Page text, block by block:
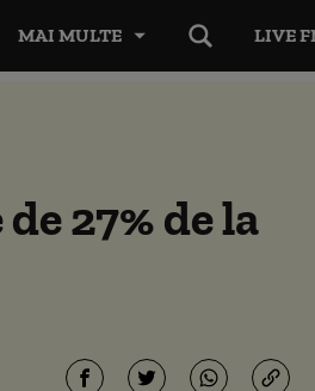
LIVE
MAI MULTE
27% de la